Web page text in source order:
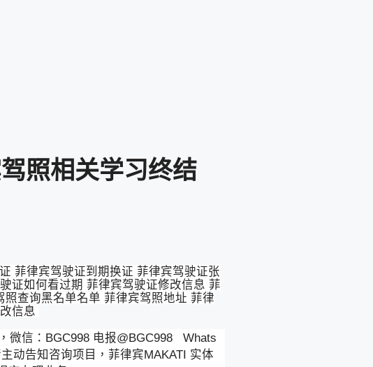
照相关学习终结
菲律宾驾驶证到期换证 菲律宾驾驶证张
证如何看过期 菲律宾驾驶证修改信息 菲
查询黑名单名单 菲律宾驾照地址 菲律
信息
微信：BGC998 电报@BGC998 Whats
动告知咨询项目，菲律宾MAKATI 实体